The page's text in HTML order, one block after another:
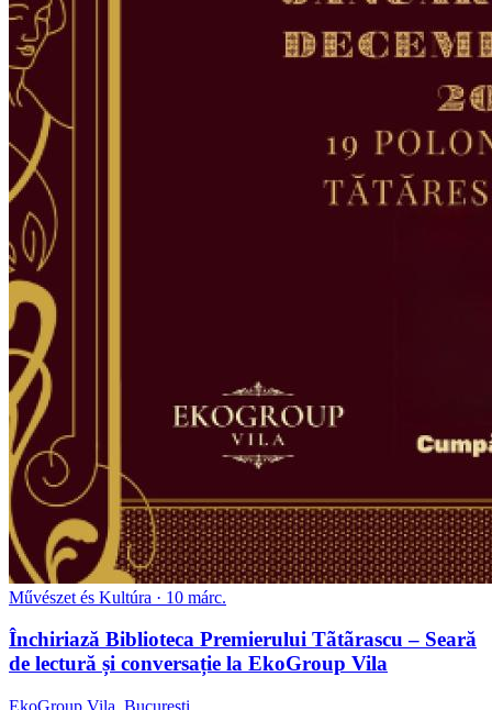
Művészet és Kultúra · 10 márc.
Închiriază Biblioteca Premierului Tãtãrascu – Seară
de lectură și conversație la EkoGroup Vila
EkoGroup Vila, București